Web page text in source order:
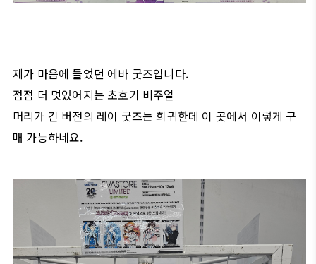
제가 마음에 들었던 에바 굿즈입니다.
점점 더 멋있어지는 초호기 비주얼
머리가 긴 버전의 레이 굿즈는 희귀한데 이 곳에서 이렇게 구
매 가능하네요.